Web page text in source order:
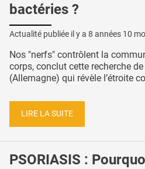
bactéries ?
Actualité publiée il y a 8 années 10
Nos "nerfs" contrôlent la
corps, conclut cette recherche
(Allemagne) qui révèle l’étroite
LIRE LA SUITE
PSORIASIS :